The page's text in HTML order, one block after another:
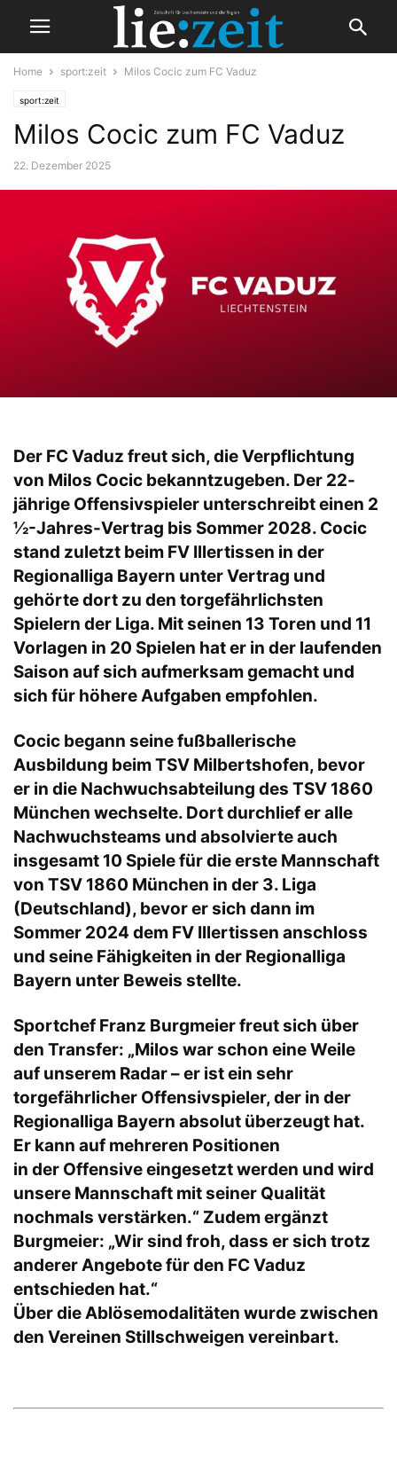
Home sport:zeit Milos Cocic zum FC Vaduz
sport:zeit
Milos Cocic zum FC Vaduz
22. Dezember 2025
Der FC Vaduz freut sich, die Verpflichtung
von Milos Cocic bekanntzugeben. Der 22-
jährige Offensivspieler unterschreibt einen 2
½-Jahres-Vertrag bis Sommer 2028. Cocic
stand zuletzt beim FV Illertissen in der
Regionalliga Bayern unter Vertrag und
gehörte dort zu den torgefährlichsten
Spielern der Liga. Mit seinen 13 Toren und 11
Vorlagen in 20 Spielen hat er in der laufenden
Saison auf sich aufmerksam gemacht und
sich für höhere Aufgaben empfohlen.
Cocic begann seine fußballerische
Ausbildung beim TSV Milbertshofen, bevor
er in die Nachwuchsabteilung des TSV 1860
München wechselte. Dort durchlief er alle
Nachwuchsteams und absolvierte auch
insgesamt 10 Spiele für die erste Mannschaft
von TSV 1860 München in der 3. Liga
(Deutschland), bevor er sich dann im
Sommer 2024 dem FV Illertissen anschloss
und seine Fähigkeiten in der Regionalliga
Bayern unter Beweis stellte.
Sportchef Franz Burgmeier freut sich über
den Transfer: „Milos war schon eine Weile
auf unserem Radar – er ist ein sehr
torgefährlicher Offensivspieler, der in der
Regionalliga Bayern absolut überzeugt hat.
Er kann auf mehreren Positionen
in der Offensive eingesetzt werden und wird
unsere Mannschaft mit seiner Qualität
nochmals verstärken.“ Zudem ergänzt
Burgmeier: „Wir sind froh, dass er sich trotz
anderer Angebote für den FC Vaduz
entschieden hat.“
Über die Ablösemodalitäten wurde zwischen
den Vereinen Stillschweigen vereinbart.